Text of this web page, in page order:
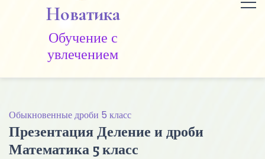
Новатика
Обучение c
увлечением
Обыкновенные дроби 5 класс
Презентация Деление и дроби
Математика 5 класс